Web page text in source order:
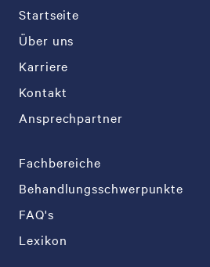
Startseite
Über uns
Karriere
Kontakt
Ansprechpartner
Fachbereiche
Behandlungsschwerpunkte
FAQ's
Lexikon